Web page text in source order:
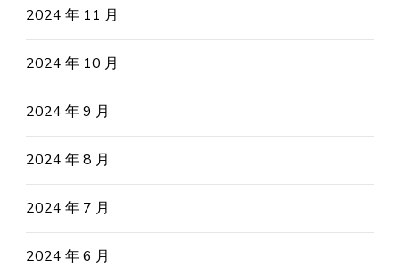
2024 年 11 月
2024 年 10 月
2024 年 9 月
2024 年 8 月
2024 年 7 月
2024 年 6 月